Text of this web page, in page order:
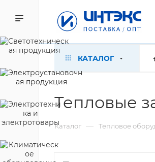
КАТАЛОГ
Тепловые
Каталог — Тепловое